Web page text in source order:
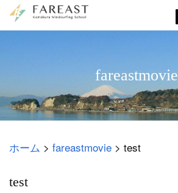
fareastmovie
ホーム > fareastmovie > test
test